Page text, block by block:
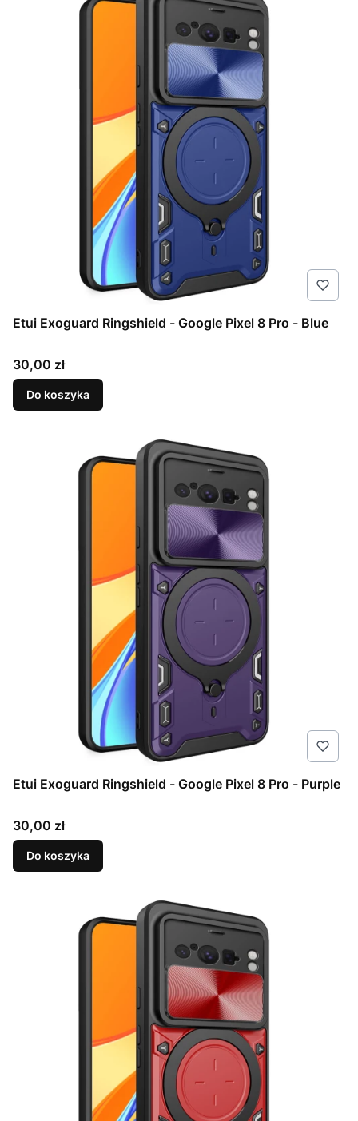
Etui Exoguard Ringshield - Google Pixel 8 Pro - Blue
Cena
30,00 zł
Do koszyka
Etui Exoguard Ringshield - Google Pixel 8 Pro - Purple
Cena
30,00 zł
Do koszyka